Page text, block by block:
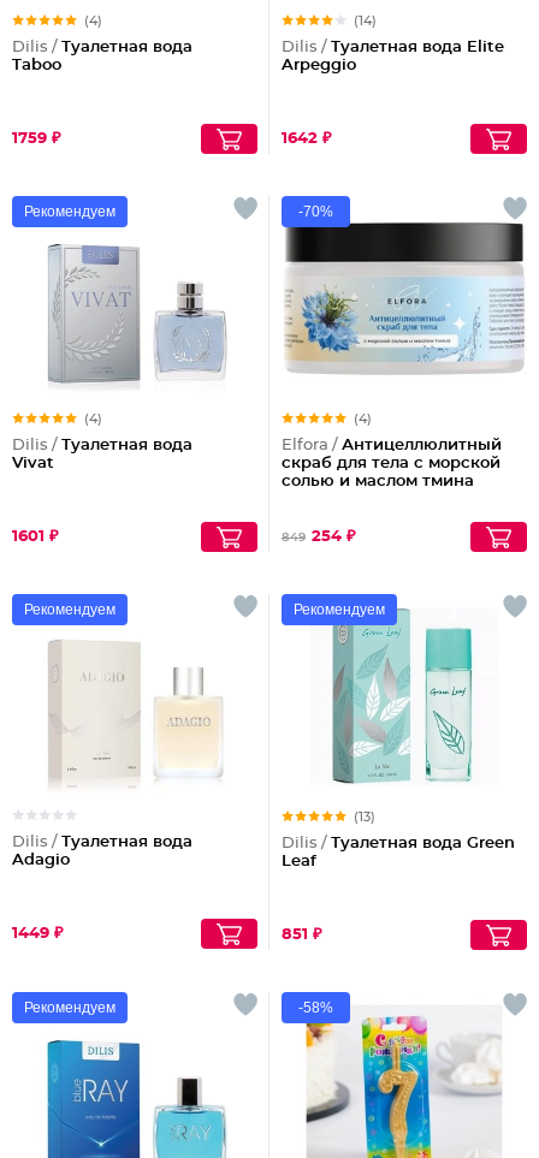
(4)
Dilis / Туалетная вода
Taboo
1759 ₽
(14)
Dilis / Туалетная вода Elite
Arpeggio
1642 ₽
Рекомендуем
(4)
Dilis / Туалетная вода
Vivat
1601 ₽
-70%
(4)
Elfora / Антицеллюлитный
скраб для тела с морской
солью и маслом тмина
849 254 ₽
Рекомендуем
Dilis / Туалетная вода
Adagio
1449 ₽
Рекомендуем
(13)
Dilis / Туалетная вода Green
Leaf
851 ₽
Рекомендуем -58%